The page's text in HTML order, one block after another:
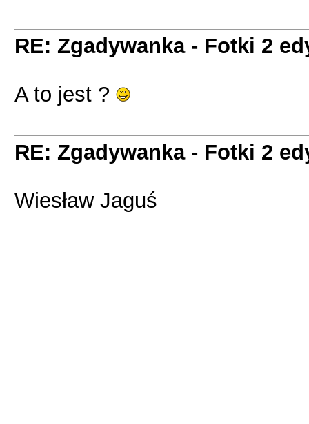
RE: Zgadywanka - Fotki 2
A to jest ?
RE: Zgadywanka - Fotki 2
Wiesław Jaguś